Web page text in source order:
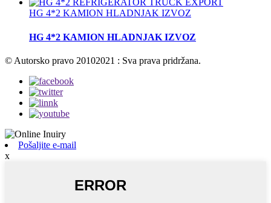
HG 4*2 KAMION HLADNJAK IZVOZ
HG 4*2 KAMION HLADNJAK IZVOZ
© Autorsko pravo 20102021 : Sva prava pridržana.
Pošaljite e-mail
x